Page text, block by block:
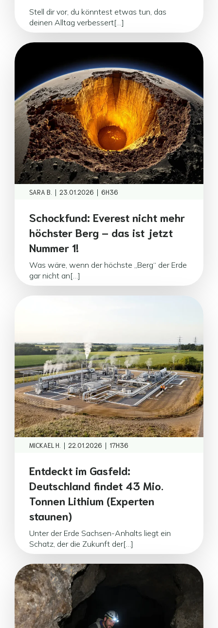
Stell dir vor, du könntest etwas tun, das
deinen Alltag verbessert[…]
SARA B. | 23.01.2026 | 6H36
Schockfund: Everest nicht mehr
höchster Berg – das ist jetzt
Nummer 1!
Was wäre, wenn der höchste „Berg“ der Erde
gar nicht an[…]
MICKAEL H. | 22.01.2026 | 17H36
Entdeckt im Gasfeld:
Deutschland findet 43 Mio.
Tonnen Lithium (Experten
staunen)
Unter der Erde Sachsen-Anhalts liegt ein
Schatz, der die Zukunft der[…]